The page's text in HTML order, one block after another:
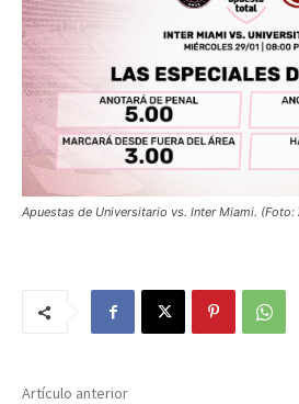
Apuestas de Universitario vs. Inter Miami. (Foto:
Artículo anterior